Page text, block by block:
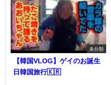
未分類
【韓国VLOG】ゲイのお誕生
日韓国旅行🇰🇷